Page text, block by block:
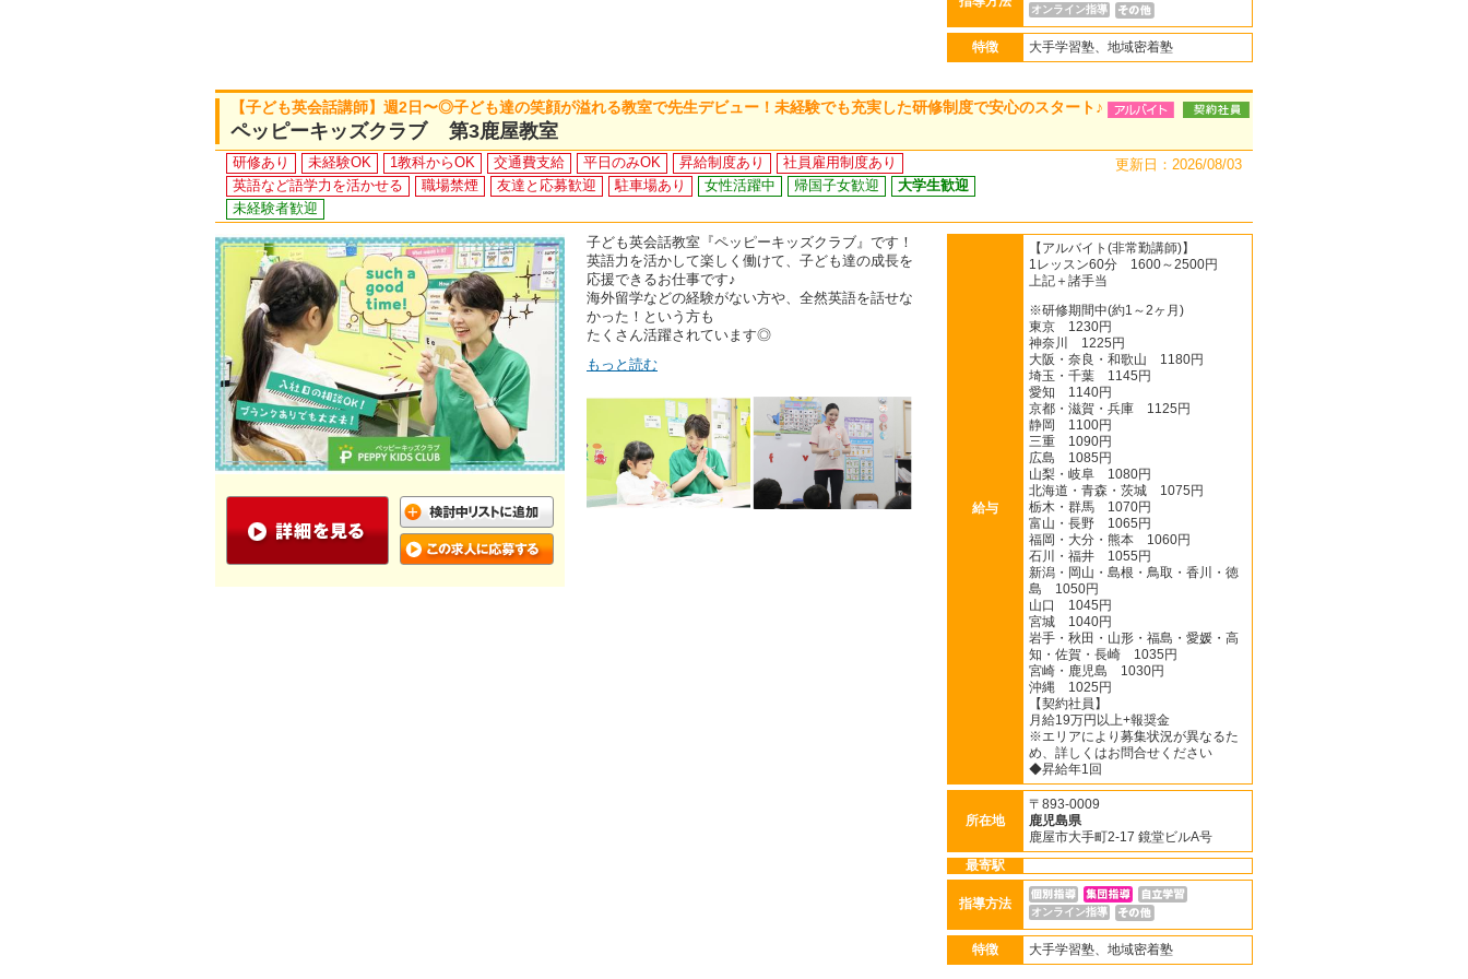
オンライン指導
特徴 大手学習塾、地域密着塾
【子ども英会話講師】週2日〜◎子ども達の笑顔が溢れる教室で先生デビュー！未経験でも充実した研修制度で安心のスタート♪
ペッピーキッズクラブ 第3鹿屋教室
研修あり 未経験OK 1教科からOK 交通費支給 平日のみOK 昇給制度あり
社員雇用制度あり
英語など語学力を活かせる
職場禁煙 友達と応募歓迎 駐車場あり 女性活躍中 帰国子女歓迎
大学生歓迎
未経験者歓迎
更新日：2026/08/03
子ども英会話教室『ペッピーキッズクラブ』です！
英語力を活かして楽しく働けて、子ども達の成長を
応援できるお仕事です♪
海外留学などの経験がない方や、全然英語を話せな
かった！という方も
たくさん活躍されています◎
もっと読む
給与
【アルバイト(非常勤講師)】
1レッスン60分 1600～2500円
上記＋諸手当
※研修期間中(約1～2ヶ月)
東京 1230円
神奈川 1225円
大阪・奈良・和歌山 1180円
埼玉・千葉 1145円
愛知 1140円
京都・滋賀・兵庫 1125円
静岡 1100円
三重 1090円
広島 1085円
山梨・岐阜 1080円
北海道・青森・茨城 1075円
栃木・群馬 1070円
富山・長野 1065円
福岡・大分・熊本 1060円
石川・福井 1055円
新潟・岡山・島根・鳥取・香川・徳
島 1050円
山口 1045円
宮城 1040円
岩手・秋田・山形・福島・愛媛・高
知・佐賀・長崎 1035円
宮崎・鹿児島 1030円
沖縄 1025円
【契約社員】
月給19万円以上+報奨金
※エリアにより募集状況が異なるた
め、詳しくはお問合せください
◆昇給年1回
所在地
〒893-0009
鹿児島県
鹿屋市大手町2-17 鏡堂ビルA号
最寄駅
指導方法
オンライン指導
特徴 大手学習塾、地域密着塾